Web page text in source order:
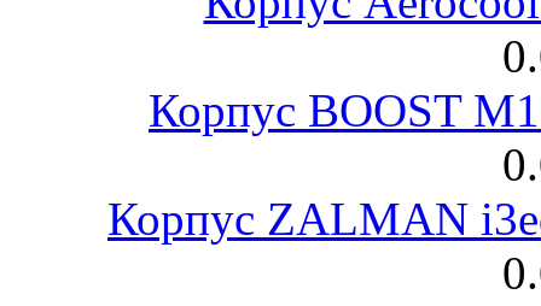
Корпус BOOST
Корпус ZALMAN